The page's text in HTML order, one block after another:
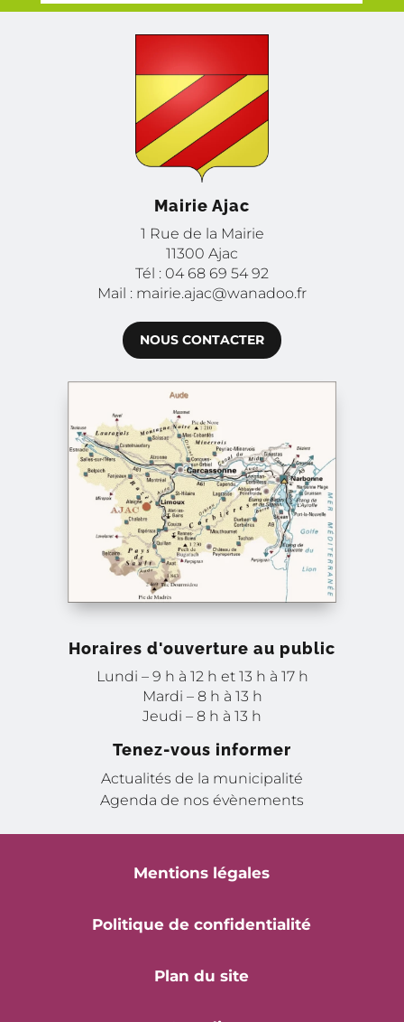
Mairie Ajac
1 Rue de la Mairie
11300 Ajac
Tél : 04 68 69 54 92
Mail : mairie.ajac@wanadoo.fr
NOUS CONTACTER
Horaires d'ouverture au public
Lundi – 9 h à 12 h et 13 h à 17 h
Mardi – 8 h à 13 h
Jeudi – 8 h à 13 h
Tenez-vous informer
Actualités de la municipalité
Agenda de nos évènements
Mentions légales
Politique de confidentialité
Plan du site